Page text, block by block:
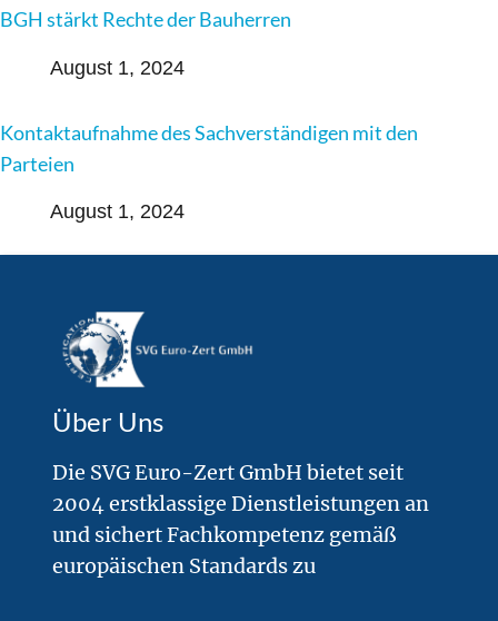
BGH stärkt Rechte der Bauherren
August 1, 2024
Kontaktaufnahme des Sachverständigen mit den
Parteien
August 1, 2024
Personenzertifizierung sowie der ISO 9001
August 1, 2024
Über Uns
Die SVG Euro-Zert GmbH bietet seit
2004 erstklassige Dienstleistungen an
und sichert Fachkompetenz gemäß
europäischen Standards zu